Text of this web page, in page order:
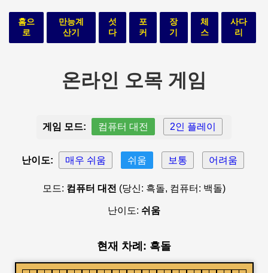
홈으
로
만능계
산기
섯
다
포
커
장
기
체
스
사다
리
온라인 오목 게임
게임 모드: 컴퓨터 대전 2인 플레이
난이도: 매우 쉬움 쉬움 보통 어려움
모드: 컴퓨터 대전 (당신: 흑돌, 컴퓨터: 백돌)
난이도: 쉬움
현재 차례: 흑돌